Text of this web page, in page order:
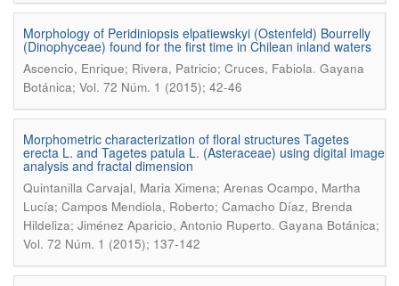
Morphology of Peridiniopsis elpatiewskyi (Ostenfeld) Bourrelly
(Dinophyceae) found for the first time in Chilean inland waters
Ascencio, Enrique; Rivera, Patricio; Cruces, Fabiola. Gayana
Botánica; Vol. 72 Núm. 1 (2015); 42-46
Morphometric characterization of floral structures Tagetes
erecta L. and Tagetes patula L. (Asteraceae) using digital image
analysis and fractal dimension
Quintanilla Carvajal, Maria Ximena; Arenas Ocampo, Martha
Lucía; Campos Mendiola, Roberto; Camacho Díaz, Brenda
Hildeliza; Jiménez Aparicio, Antonio Ruperto. Gayana Botánica;
Vol. 72 Núm. 1 (2015); 137-142